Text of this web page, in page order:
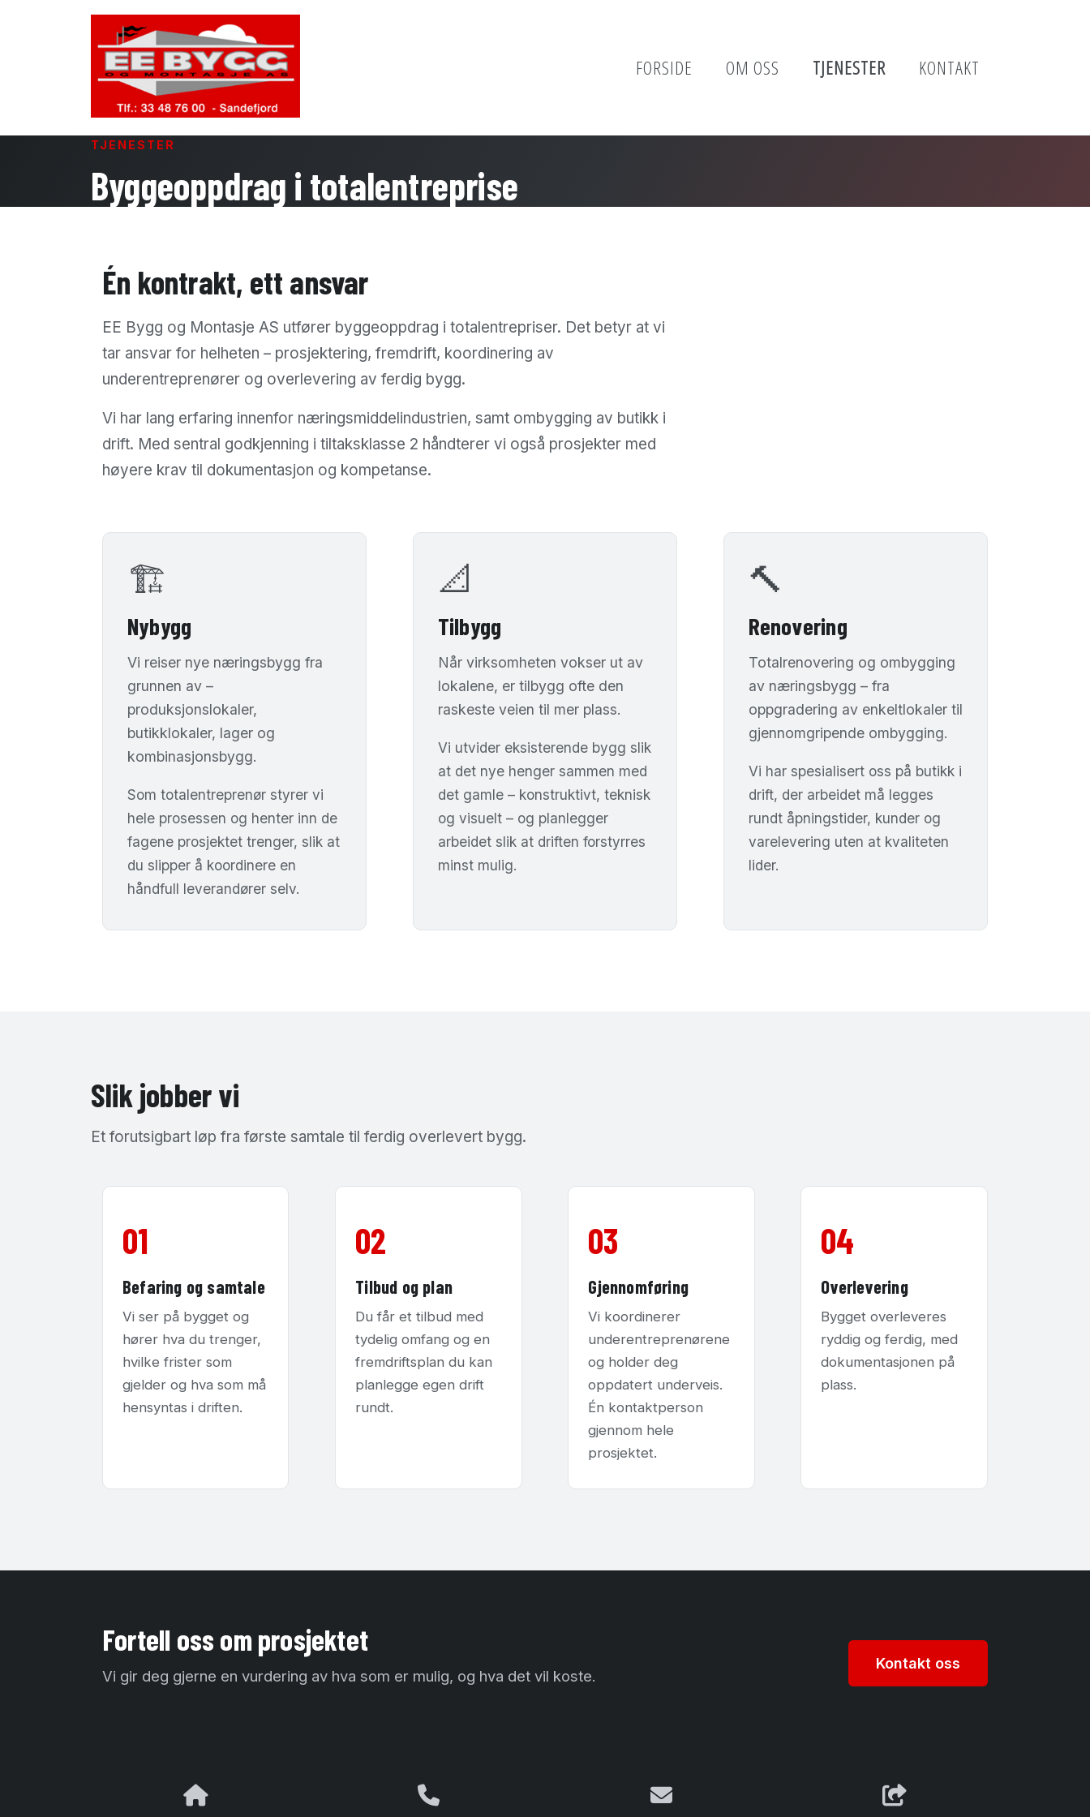
FORSIDE OM OSS TJENESTER KONTAKT
TJENESTER
Byggeoppdrag i totalentreprise
Én kontrakt, ett ansvar
EE Bygg og Montasje AS utfører byggeoppdrag i totalentrepriser. Det betyr at vi
tar ansvar for helheten – prosjektering, fremdrift, koordinering av
underentreprenører og overlevering av ferdig bygg.
Vi har lang erfaring innenfor næringsmiddelindustrien, samt ombygging av butikk i
drift. Med sentral godkjenning i tiltaksklasse 2 håndterer vi også prosjekter med
høyere krav til dokumentasjon og kompetanse.
🏗
Nybygg
Vi reiser nye næringsbygg fra
grunnen av –
produksjonslokaler,
butikklokaler, lager og
kombinasjonsbygg.
Som totalentreprenør styrer vi
hele prosessen og henter inn de
fagene prosjektet trenger, slik at
du slipper å koordinere en
håndfull leverandører selv.
📐
Tilbygg
Når virksomheten vokser ut av
lokalene, er tilbygg ofte den
raskeste veien til mer plass.
Vi utvider eksisterende bygg slik
at det nye henger sammen med
det gamle – konstruktivt, teknisk
og visuelt – og planlegger
arbeidet slik at driften forstyrres
minst mulig.
🔨
Renovering
Totalrenovering og ombygging
av næringsbygg – fra
oppgradering av enkeltlokaler til
gjennomgripende ombygging.
Vi har spesialisert oss på butikk i
drift, der arbeidet må legges
rundt åpningstider, kunder og
varelevering uten at kvaliteten
lider.
Slik jobber vi
Et forutsigbart løp fra første samtale til ferdig overlevert bygg.
01
Befaring og samtale
Vi ser på bygget og
hører hva du trenger,
hvilke frister som
gjelder og hva som må
hensyntas i driften.
02
Tilbud og plan
Du får et tilbud med
tydelig omfang og en
fremdriftsplan du kan
planlegge egen drift
rundt.
03
Gjennomføring
Vi koordinerer
underentreprenørene
og holder deg
oppdatert underveis.
Én kontaktperson
gjennom hele
prosjektet.
04
Overlevering
Bygget overleveres
ryddig og ferdig, med
dokumentasjonen på
plass.
Fortell oss om prosjektet
Vi gir deg gjerne en vurdering av hva som er mulig, og hva det vil koste.
Kontakt oss